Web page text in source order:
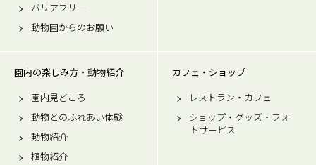
バリアフリー
動物園からのお願い
園内の楽しみ方・動物紹介
園内見どころ
動物とのふれあい体験
動物紹介
植物紹介
カフェ・ショップ
レストラン・カフェ
ショップ・グッズ・フォ
トサービス